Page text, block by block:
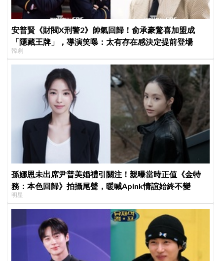
安普賢《財閥X刑警2》帥氣回歸！俞承豪驚喜加盟成
「隱藏王牌」，導演笑曝：太有存在感決定提前登場
韓劇
孫娜恩未出席尹普美婚禮引關注！親曝當時正值《金特
務：本色回歸》拍攝尾聲，暖喊Apink情誼始終不變
明星